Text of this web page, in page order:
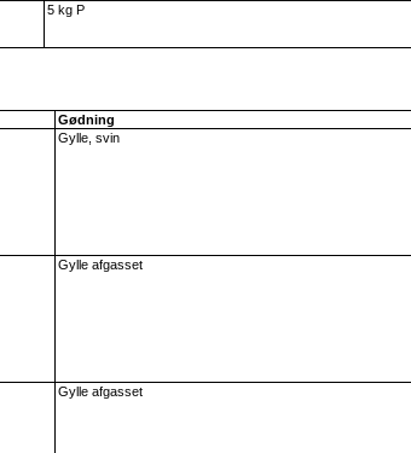
5 kg P
Gødning
Gylle, svin
Gylle afgasset
Gylle afgasset